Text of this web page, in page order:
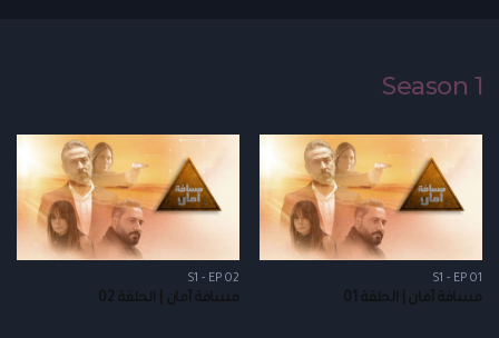
Season 1
S1 - EP 01
مسافة أمان | الحلقة 01
S1 - EP 02
مسافة أمان | الحلقة 02